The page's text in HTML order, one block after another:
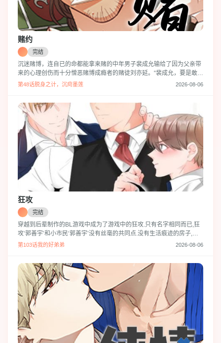
赌约
完结
沉迷赌博，连自已的命都能拿来赌的中年男子裴成允输给了因为父亲带
来的心理创伤而十分憎恶赌博成瘾者的赌徒刘亦延。“裴成允，要是敢咬
我，我就杀了你。”一时冲动，赌赢了裴成允并把他带回家里的亦延，彻
第48话脱身之计，沉疴墨莲 2026-08-06
狂攻
完结
穿越到后辈制作的BL游戏中成为了游戏中的狂攻.只有名字相同而已,狂
攻‘郭善宇’和小市民‘郭善宇’没有丝毫的共同点.没有生活痕迹的房子,只
有洋酒的冰箱.
第103话我的好弟弟 2026-08-06